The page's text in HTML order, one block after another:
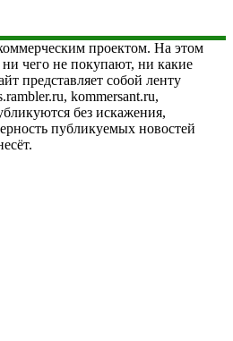
проектом. На этом
чего не покупают, ни какие
представляет собой ленту
kommersant.ru,
без искажения,
публикуемых новостей